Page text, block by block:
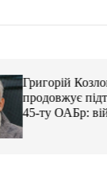
Григорій
продовжує
45-ту ОАБр:
передали